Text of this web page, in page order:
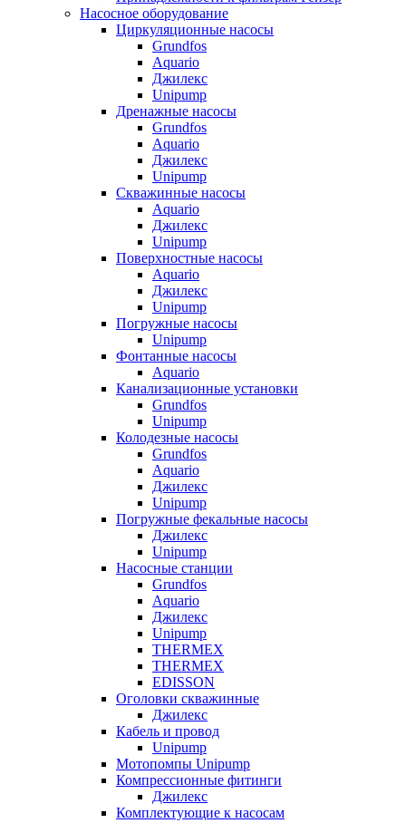
Насосное оборудование
Циркуляционные насосы
Grundfos
Aquario
Джилекс
Unipump
Дренажные насосы
Grundfos
Aquario
Джилекс
Unipump
Скважинные насосы
Aquario
Джилекс
Unipump
Поверхностные насосы
Aquario
Джилекс
Unipump
Погружные насосы
Unipump
Фонтанные насосы
Aquario
Канализационные установки
Grundfos
Unipump
Колодезные насосы
Grundfos
Aquario
Джилекс
Unipump
Погружные фекальные насосы
Джилекс
Unipump
Насосные станции
Grundfos
Aquario
Джилекс
Unipump
THERMEX
THERMEX
EDISSON
Оголовки скважинные
Джилекс
Кабель и провод
Unipump
Мотопомпы Unipump
Компрессионные фитинги
Джилекс
Комплектующие к насосам